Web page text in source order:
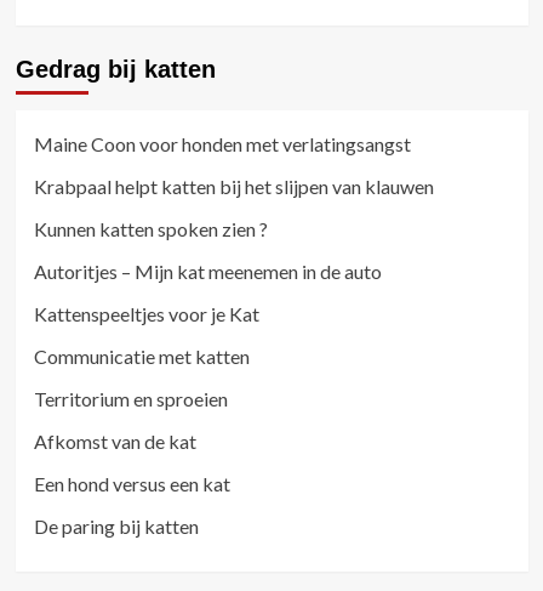
Gedrag bij katten
Maine Coon voor honden met verlatingsangst
Krabpaal helpt katten bij het slijpen van klauwen
Kunnen katten spoken zien ?
Autoritjes – Mijn kat meenemen in de auto
Kattenspeeltjes voor je Kat
Communicatie met katten
Territorium en sproeien
Afkomst van de kat
Een hond versus een kat
De paring bij katten